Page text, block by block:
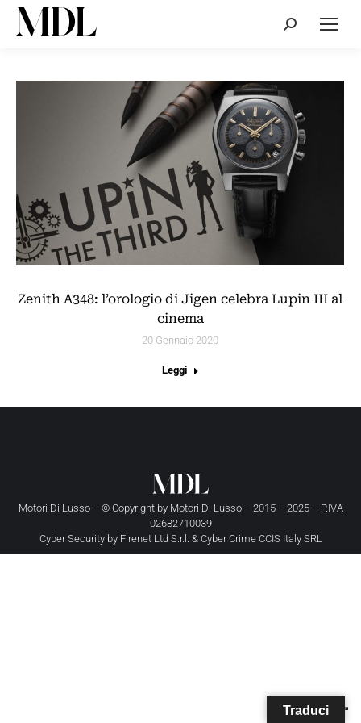
Cerca:
Zenith A348: l’orologio di Jigen celebra Lupin III al
cinema
20 Gennaio 2020
Leggi
Motori Di Lusso – © Copyright by Motori Di Lusso– 2015 – 2025 – P.IVA
02682710039
Cyber Security by Firenet Ltd S.r.l. & Cyber Crime CCIS Italy SRL
Traduci